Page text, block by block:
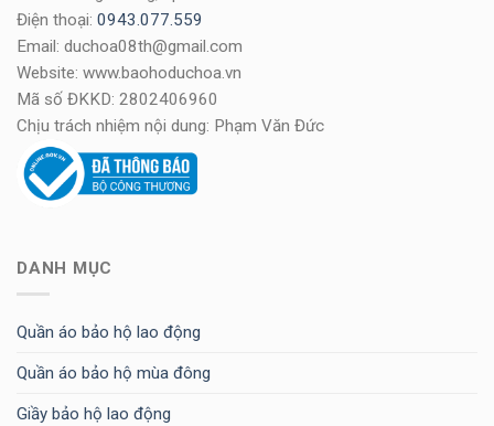
Điện thoại: 0943.077.559
Email: duchoa08th@gmail.com
Website: www.baohoduchoa.vn
Mã số ĐKKD: 2802406960
Chịu trách nhiệm nội dung: Phạm Văn Đức
DANH MỤC
Quần áo bảo hộ lao động
Quần áo bảo hộ mùa đông
Giầy bảo hộ lao động